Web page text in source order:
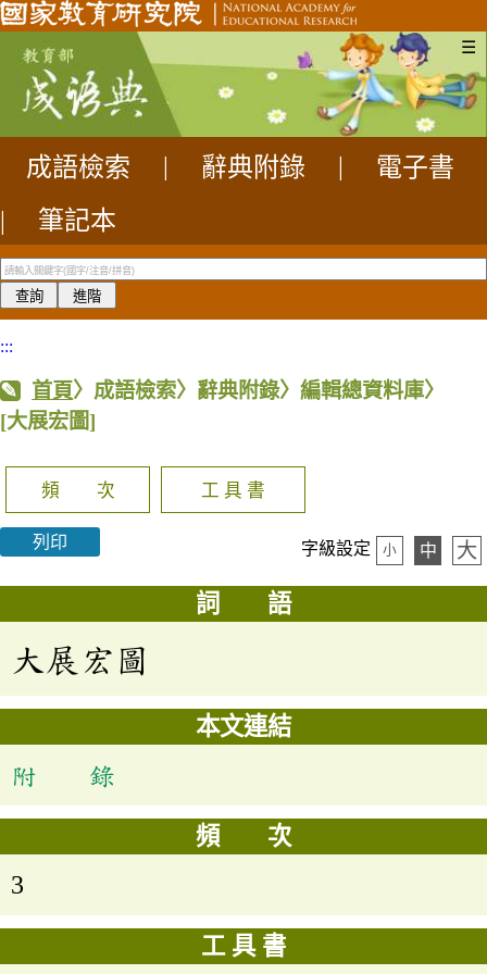
☰
成語檢索 辭典附錄
電子書
|
筆記本
:::
首頁〉成語檢索〉辭典附錄〉編輯總資料庫〉
[大展宏圖]
頻 次 工 具 書
列印 字級設定 小 中 大
詞 語
大展宏圖
本文連結
附 錄
頻 次
3
工 具 書